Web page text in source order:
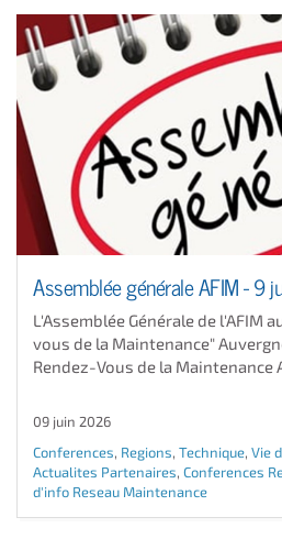
Assemblée générale AFIM - 9
L'Assemblée Générale de l'AFIM
vous de la Maintenance"
Rendez-Vous de la Maintenance
09 juin 2026
Conferences, Regions, Technique, Vie
Actualites Partenaires, Conferences
d'info Reseau Maintenance